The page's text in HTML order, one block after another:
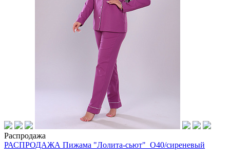
Распродажа
РАСПРОДАЖА Пижама "Лолита-сьют"_О40/сиреневый